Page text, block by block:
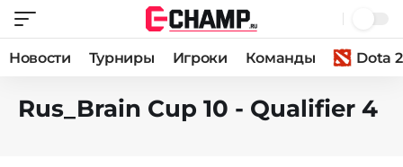
Новости Турниры Игроки Команды Dota 2
Rus_Brain Cup 10 - Qualifier 4